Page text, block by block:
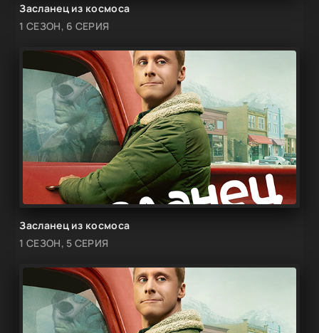
Засланец из космоса
1 СЕЗОН, 6 СЕРИЯ
Засланец из космоса
1 СЕЗОН, 5 СЕРИЯ